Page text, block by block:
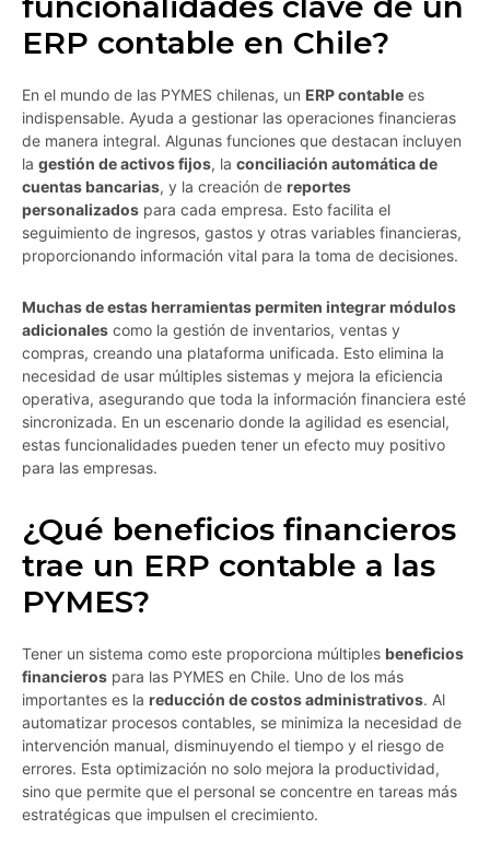
ERP contable en Chile?
En el mundo de las PYMES chilenas, un ERP contable es
indispensable. Ayuda a gestionar las operaciones financieras
de manera integral. Algunas funciones que destacan incluyen
la gestión de activos fijos, la conciliación automática de
cuentas bancarias, y la creación de reportes
personalizados para cada empresa. Esto facilita el
seguimiento de ingresos, gastos y otras variables financieras,
proporcionando información vital para la toma de decisiones.
Muchas de estas herramientas permiten integrar módulos
adicionales como la gestión de inventarios, ventas y
compras, creando una plataforma unificada. Esto elimina la
necesidad de usar múltiples sistemas y mejora la eficiencia
operativa, asegurando que toda la información financiera esté
sincronizada. En un escenario donde la agilidad es esencial,
estas funcionalidades pueden tener un efecto muy positivo
para las empresas.
¿Qué beneficios financieros
trae un ERP contable a las
PYMES?
Tener un sistema como este proporciona múltiples beneficios
financieros para las PYMES en Chile. Uno de los más
importantes es la reducción de costos administrativos. Al
automatizar procesos contables, se minimiza la necesidad de
intervención manual, disminuyendo el tiempo y el riesgo de
errores. Esta optimización no solo mejora la productividad,
sino que permite que el personal se concentre en tareas más
estratégicas que impulsen el crecimiento.